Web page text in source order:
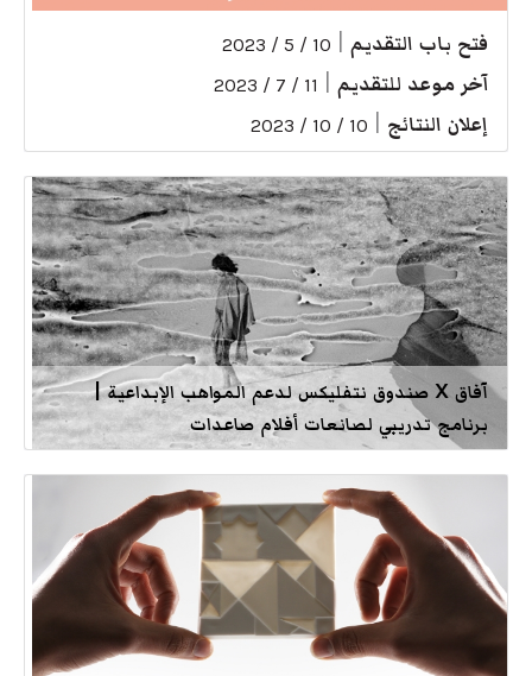
فتح باب التقديم 10 / 5 / 2023
آخر موعد للتقديم 11 / 7 / 2023
إعلان النتائج 10 / 10 / 2023
آفاق X صندوق نتفليكس لدعم المواهب الإبداعية |
برنامج تدريبي لصانعات أفلام صاعدات